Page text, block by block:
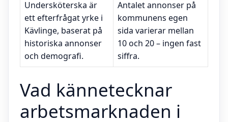
Undersköterska är
ett efterfrågat yrke i
Kävlinge, baserat på
historiska annonser
och demografi.
Antalet annonser på
kommunens egen
sida varierar mellan
10 och 20 – ingen fast
siffra.
Vad kännetecknar
arbetsmarknaden i